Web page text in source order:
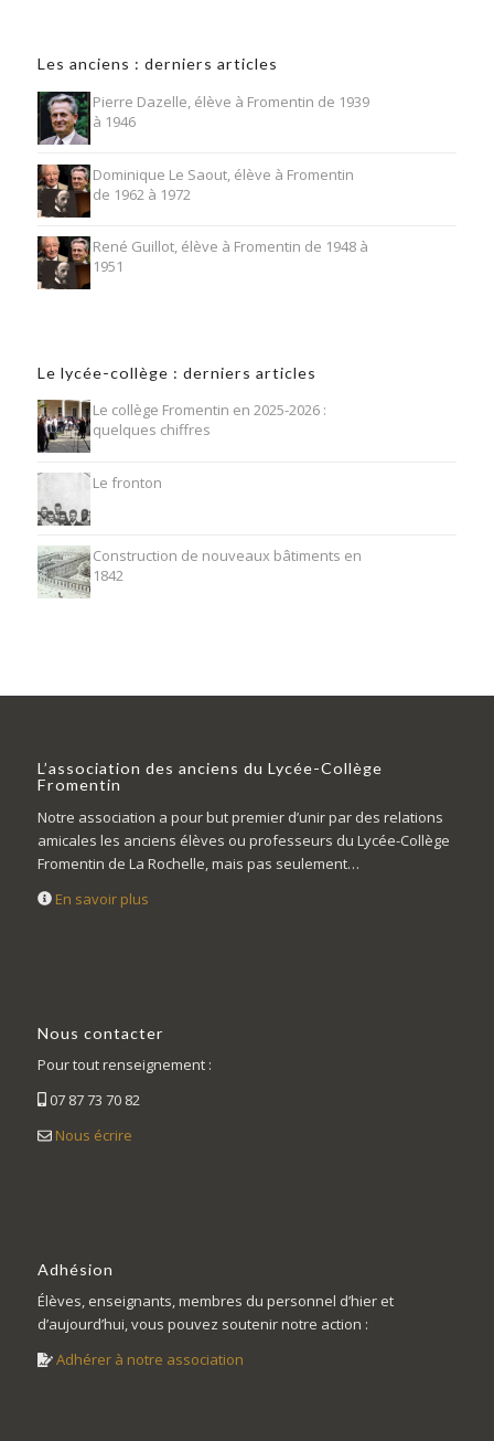
Les anciens : derniers articles
Pierre Dazelle, élève à Fromentin de 1939
à 1946
Dominique Le Saout, élève à Fromentin
de 1962 à 1972
René Guillot, élève à Fromentin de 1948 à
1951
Le lycée-collège : derniers articles
Le collège Fromentin en 2025-2026 :
quelques chiffres
Le fronton
Construction de nouveaux bâtiments en
1842
L’association des anciens du Lycée-Collège
Fromentin
Notre association a pour but premier d’unir par des relations
amicales les anciens élèves ou professeurs du Lycée-Collège
Fromentin de La Rochelle, mais pas seulement…
En savoir plus
Nous contacter
Pour tout renseignement :
07 87 73 70 82
Nous écrire
Adhésion
Élèves, enseignants, membres du personnel d’hier et
d’aujourd’hui, vous pouvez soutenir notre action :
Adhérer à notre association